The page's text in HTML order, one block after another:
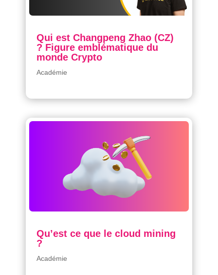
Qui est Changpeng Zhao (CZ)
? Figure emblématique du
monde Crypto
Académie
Qu’est ce que le cloud mining
?
Académie